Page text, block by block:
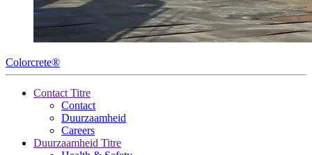
Colorcrete®
Contact Titre
Contact
Duurzaamheid
Careers
Duurzaamheid Titre